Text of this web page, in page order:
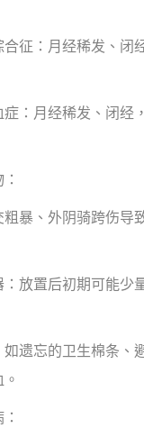
合征：月经稀发、闭
月经稀发、闭经
、外阴骑跨伤导
置后初期可能少
忘的卫生棉条、